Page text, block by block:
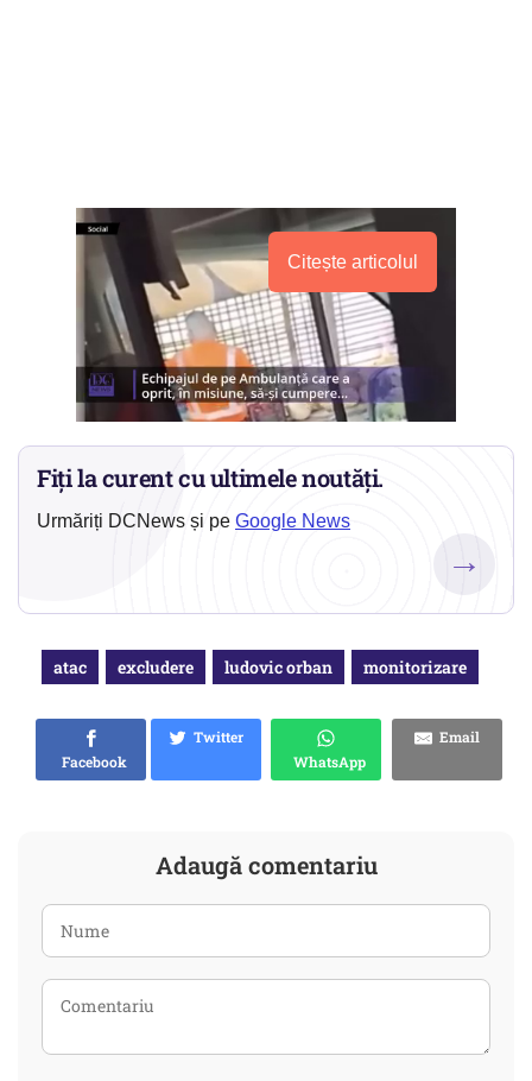
Citește articolul
Fiți la curent cu ultimele noutăți.
Urmăriți DCNews și pe Google News
→
atac excludere ludovic orban monitorizare
Facebook
Twitter
WhatsApp
Email
Adaugă comentariu